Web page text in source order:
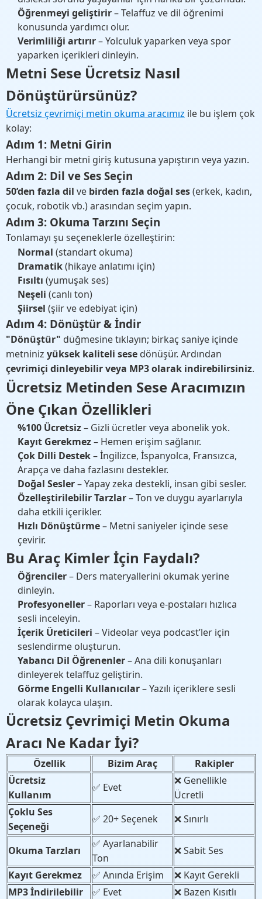
Öğrenmeyi geliştirir– Telaffuz ve dil öğrenimi
konusunda yardımcı olur.
Verimliliği artırır– Yolculuk yaparken veya spor
yaparken içerikleri dinleyin.
Metni Sese Ücretsiz Nasıl
Dönüştürürsünüz?
Ücretsiz çevrimiçi metin okuma aracımız ile bu işlem çok
kolay:
Adım 1: Metni Girin
Herhangi bir metni giriş kutusuna yapıştırın veya yazın.
Adım 2: Dil ve Ses Seçin
50’den fazla dil ve birden fazla doğal ses(erkek, kadın,
çocuk, robotik vb.) arasından seçim yapın.
Adım 3: Okuma Tarzını Seçin
Tonlamayı şu seçeneklerle özelleştirin:
Normal (standart okuma)
Dramatik(hikaye anlatımı için)
Fısıltı (yumuşak ses)
Neşeli (canlı ton)
Şiirsel (şiir ve edebiyat için)
Adım 4: Dönüştür & İndir
"Dönüştür" düğmesine tıklayın; birkaç saniye içinde
metniniz yüksek kaliteli sese dönüşür. Ardından
çevrimiçi dinleyebilir veya MP3 olarak indirebilirsiniz.
Ücretsiz Metinden Sese Aracımızın
Öne Çıkan Özellikleri
%100 Ücretsiz– Gizli ücretler veya abonelik yok.
Kayıt Gerekmez– Hemen erişim sağlanır.
Çok Dilli Destek– İngilizce, İspanyolca, Fransızca,
Arapça ve daha fazlasını destekler.
Doğal Sesler– Yapay zeka destekli, insan gibi sesler.
Özelleştirilebilir Tarzlar– Ton ve duygu ayarlarıyla
daha etkili içerikler.
Hızlı Dönüştürme– Metni saniyeler içinde sese
çevirir.
Bu Araç Kimler İçin Faydalı?
Öğrenciler– Ders materyallerini okumak yerine
dinleyin.
Profesyoneller– Raporları veya e-postaları hızlıca
sesli inceleyin.
İçerik Üreticileri – Videolar veya podcast’ler için
seslendirme oluşturun.
Yabancı Dil Öğrenenler– Ana dili konuşanları
dinleyerek telaffuz geliştirin.
Görme Engelli Kullanıcılar– Yazılı içeriklere sesli
olarak kolayca ulaşın.
Ücretsiz Çevrimiçi Metin Okuma
Aracı Ne Kadar İyi?
Özellik Bizim Araç
Rakipler
Ücretsiz
Kullanım
✅ Evet
❌ Genellikle
Ücretli
Çoklu Ses
Seçeneği
✅ 20+ Seçenek ❌ Sınırlı
Okuma Tarzları
✅ Ayarlanabilir
Ton
❌ Sabit Ses
Kayıt Gerekmez
✅ Anında Erişim
❌ Kayıt Gerekli
MP3 İndirilebilir
✅ Evet ❌ Bazen Kısıtlı